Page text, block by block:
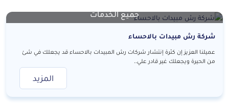
جميع الخدمات
شركة رش مبيدات بالاحساء
عميلنا العزيز إن كثرة إنتشار شركات رش المبيدات بالاحساء قد يجعلك في شئ
من الحيرة ويجعلك غير قادر علي..
المزيد